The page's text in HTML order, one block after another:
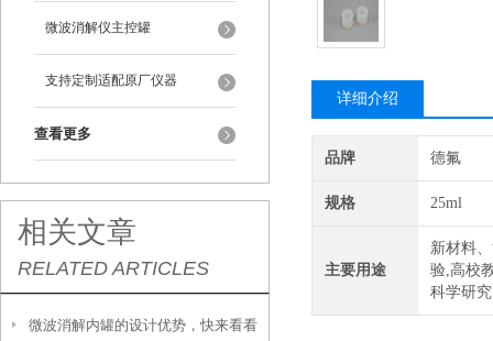
微波消解仪主控罐
支持定制适配原厂仪器
查看更多
相关文章
RELATED ARTICLES
微波消解内罐的设计优势，快来看看
详细介绍
品牌 德氟
规格 25ml
主要用途
新材料
验,高校
科学研究